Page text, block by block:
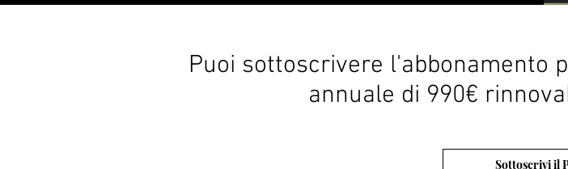
Puoi sottoscrivere l'abbonamento
annuale di 990€
Sottoscrivi il